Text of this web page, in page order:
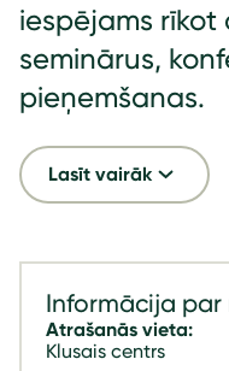
iespējams rīkot
seminārus,
pieņemšanas.
Lasīt vairāk
Informācija par
Atrašanās vieta:
Klusais centrs